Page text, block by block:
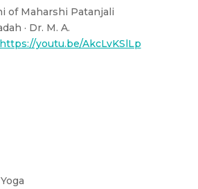
of Maharshi Patanjali
· Dr. M. A.
https://youtu.be/AkcLvKSlLp